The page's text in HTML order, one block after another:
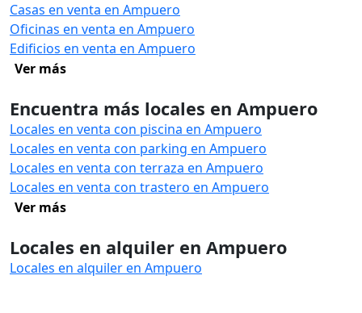
Casas en venta en Ampuero
Oficinas en venta en Ampuero
Edificios en venta en Ampuero
Ver más
Encuentra más locales en Ampuero
Locales en venta con piscina en Ampuero
Locales en venta con parking en Ampuero
Locales en venta con terraza en Ampuero
Locales en venta con trastero en Ampuero
Ver más
Locales en alquiler en Ampuero
Locales en alquiler en Ampuero